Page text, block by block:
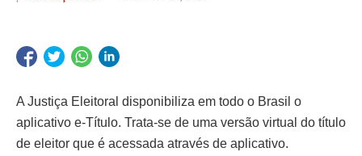
A Justiça Eleitoral disponibiliza em todo o Brasil o
aplicativo e-Título. Trata-se de uma versão virtual do título
de eleitor que é acessada através de aplicativo.